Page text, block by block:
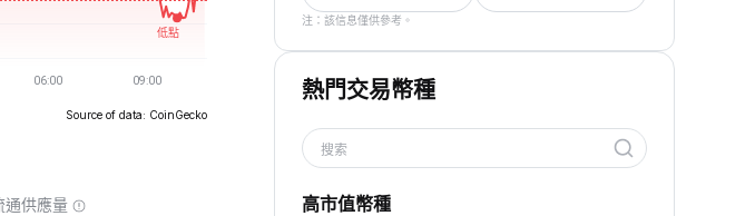
Source of data: CoinGecko
通供應量
注：該信息僅供參考。
熱門交易幣種
搜索
高市值幣種